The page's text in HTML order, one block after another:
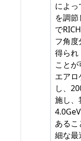
によ
を調
で
フ角度
得られ
こと
エア
し、
施し、
ある
細な最